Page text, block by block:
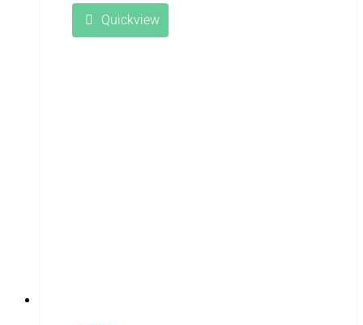
Quickview